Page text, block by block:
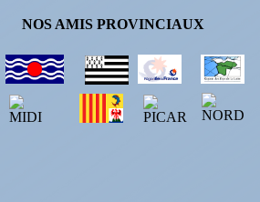
NOS AMIS PROVINCIAUX